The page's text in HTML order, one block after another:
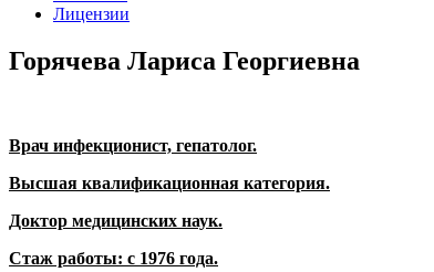
Лицензии
Горячева Лариса Георгиевна
Врач инфекционист, гепатолог.
Высшая квалификационная категория.
Доктор медицинских наук.
Стаж работы: с 1976 года.